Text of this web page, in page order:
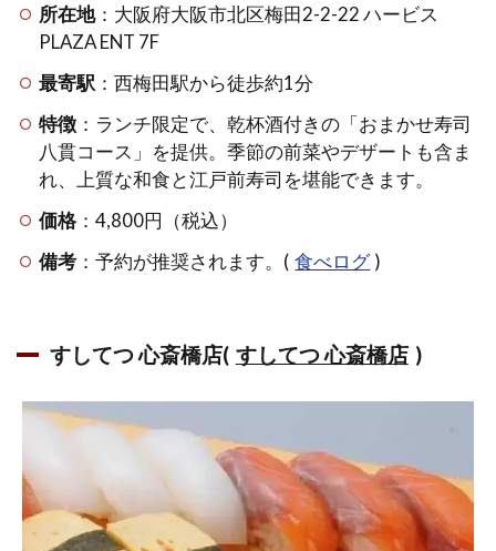
り店(閉
店)
1.2.5
場 うお
ぷく 梅
田店(食
心斎
べ放
ラン
チの
店
1.3.1
す
所在地：大阪府大阪市北区梅田2-2-22 ハービス
PLAZA ENT 7F
最寄駅 ：西梅田駅から徒歩約1分
特徴 ：ランチ限定で、乾杯酒付きの「おまかせ寿司
八貫コース」を提供。季節の前菜やデザートも含ま
れ、上質な和食と江戸前寿司を堪能できます。
価格 ：4,800円（税込）
備考 ：予約が推奨されます。( 食べログ )
すしてつ 心斎橋店( すしてつ 心斎橋店 )